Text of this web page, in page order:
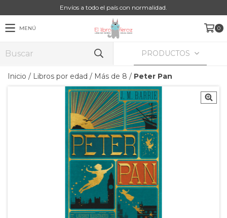
Envíos a todo el país con normalidad.
MENÚ 0
PRODUCTOS
Inicio / Libros por edad / Más de 8 / Peter Pan